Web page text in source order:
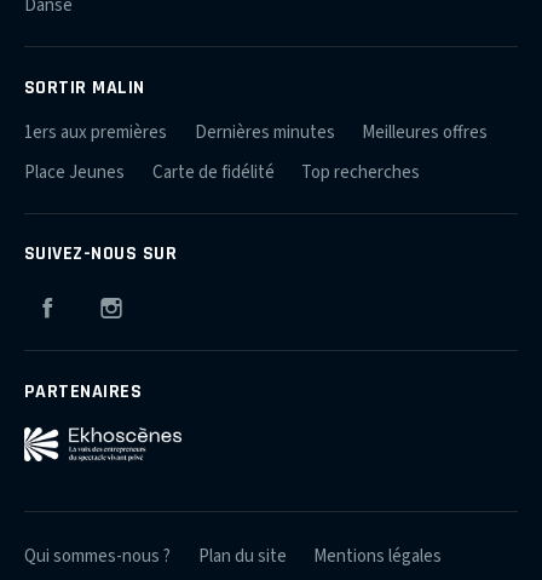
Danse
SORTIR MALIN
1ers aux premières Dernières minutes
Meilleures offres
Place Jeunes
Carte de fidélité Top recherches
SUIVEZ-NOUS SUR
Facebook
PARTENAIRES
Qui sommes-nous ? Plan du site Mentions légales